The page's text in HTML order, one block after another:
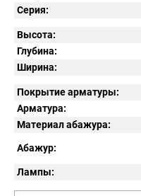
Серия:
Высота:
Глубина:
Ширина:
Покрытие арматуры:
Арматура:
Материал абажура:
Абажур:
Лампы: